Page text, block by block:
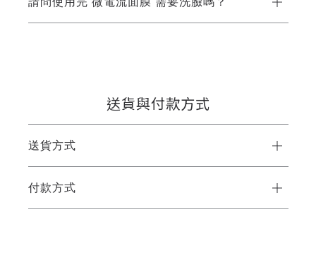
送貨與付款方式
送貨方式
付款方式